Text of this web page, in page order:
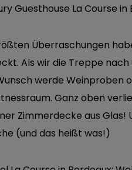
Überraschungen
Als wir die Treppe
werde Weinproben
Ganz oben
Zimmerdecke aus Glas!
(und das heißt was!)